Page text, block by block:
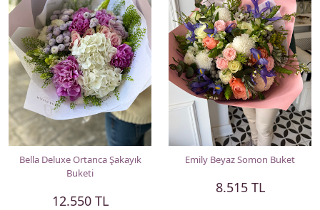
Bella Deluxe Ortanca Şakayık
Buketi
12.550 TL
Emily Beyaz Somon Buket
8.515 TL